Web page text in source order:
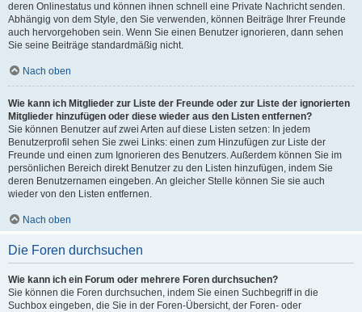
deren Onlinestatus und können ihnen schnell eine Private Nachricht senden.
Abhängig von dem Style, den Sie verwenden, können Beiträge Ihrer Freunde
auch hervorgehoben sein. Wenn Sie einen Benutzer ignorieren, dann sehen
Sie seine Beiträge standardmäßig nicht.
Nach oben
Wie kann ich Mitglieder zur Liste der Freunde oder zur Liste der ignorierten
Mitglieder hinzufügen oder diese wieder aus den Listen entfernen?
Sie können Benutzer auf zwei Arten auf diese Listen setzen: In jedem
Benutzerprofil sehen Sie zwei Links: einen zum Hinzufügen zur Liste der
Freunde und einen zum Ignorieren des Benutzers. Außerdem können Sie im
persönlichen Bereich direkt Benutzer zu den Listen hinzufügen, indem Sie
deren Benutzernamen eingeben. An gleicher Stelle können Sie sie auch
wieder von den Listen entfernen.
Nach oben
Die Foren durchsuchen
Wie kann ich ein Forum oder mehrere Foren durchsuchen?
Sie können die Foren durchsuchen, indem Sie einen Suchbegriff in die
Suchbox eingeben, die Sie in der Foren-Übersicht, der Foren- oder